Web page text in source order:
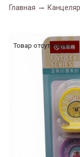
Главная
Товар отсутствует